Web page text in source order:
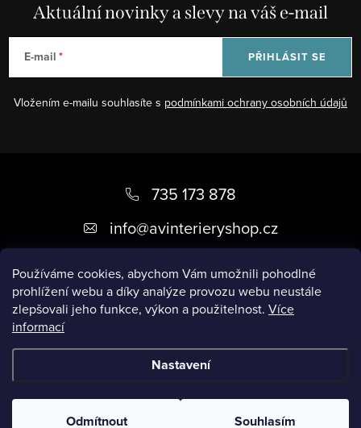
Používáme cookies, abychom Vám umožnili pohodlné
prohlížení webu a díky analýze provozu webu neustále
zlepšovali jeho funkce, výkon a použitelnost. Více
informací
Nastavení
Odmítnout Souhlasím
ý
v
n
Aktuální novinky a slevy na váš e-mail
E-mail
Vložením e-mailu souhlasíte s podmínkami ochrany osobních údajů
PŘIHLÁSIT SE
a
735 173 878
info@avinterieryshop.cz
Užitečné informace
Copyright 2026AV Interiéry. Všechna práva vyhrazena.